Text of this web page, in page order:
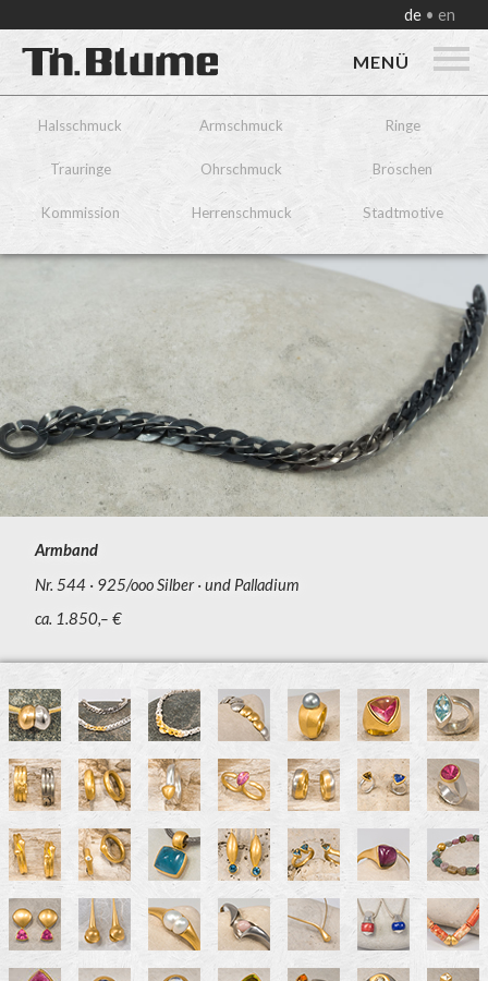
de en
MENÜ
Halsschmuck Armschmuck Ringe
Trauringe Ohrschmuck Broschen
Kommission Herrenschmuck Stadtmotive
Armband
Nr. 544
925/ooo Silber und Palladium
ca. 1.850,– €